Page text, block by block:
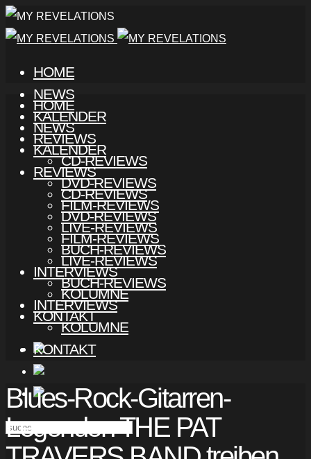
HOME
NEWS
KALENDER
REVIEWS
CD-REVIEWS
DVD-REVIEWS
FILM-REVIEWS
LIVE-REVIEWS
BUCH-REVIEWS
INTERVIEWS
KOLUMNE
KONTAKT
HOME
NEWS
KALENDER
REVIEWS
CD-REVIEWS
DVD-REVIEWS
FILM-REVIEWS
LIVE-REVIEWS
BUCH-REVIEWS
INTERVIEWS
KOLUMNE
KONTAKT
Blues-Rock-Gitarren-
Legenden THE PAT